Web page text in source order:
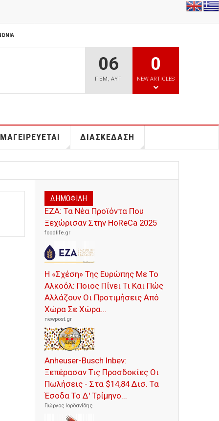
06
ΠΕΜ ,ΑΥΓ
0
NEW ARTICLES
ΔΙΑΣΚΕΔΑΣΗ
ΔΗΜΟΦΙΛΗ
ΕΖΑ: Τα Νέα Προϊόντα Που
Ξεχώρισαν Στην HoReCa 2025
foodlife.gr
Η «Σχέση» Της Ευρώπης Με Το
Αλκοόλ: Ποιος Πίνει Τι Και Πώς
Αλλάζουν Οι Προτιμήσεις Από
Χώρα Σε Χώρα...
newpost.gr
Anheuser-Busch Inbev:
Ξεπέρασαν Τις Προσδοκίες Οι
Πωλήσεις - Στα $14,84 Δισ. Τα
Έσοδα Το Δ' Τρίμηνο...
Γιώργος Ιορδανίδης